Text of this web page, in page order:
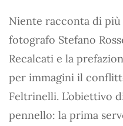
Niente racconta di più
fotografo Stefano
Recalcati e la
per immagini il
Feltrinelli. L’obiettivo
pennello: la prima